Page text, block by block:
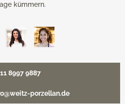
kümmern.
8997 9887
porzellan.de